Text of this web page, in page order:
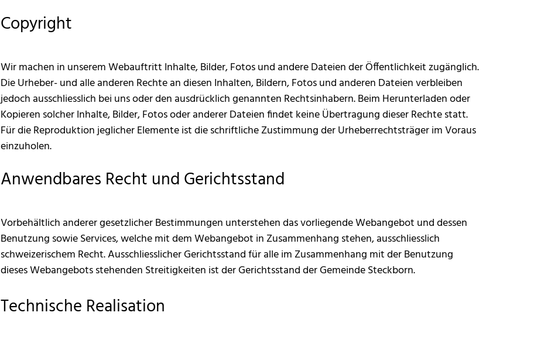
Copyright
Wir machen in unserem Webauftritt Inhalte, Bilder, Fotos und andere Dateien der Öffentlichkeit zugänglich.
Die Urheber- und alle anderen Rechte an diesen Inhalten, Bildern, Fotos und anderen Dateien verbleiben
jedoch ausschliesslich bei uns oder den ausdrücklich genannten Rechtsinhabern. Beim Herunterladen oder
Kopieren solcher Inhalte, Bilder, Fotos oder anderer Dateien findet keine Übertragung dieser Rechte statt.
Für die Reproduktion jeglicher Elemente ist die schriftliche Zustimmung der Urheberrechtsträger im Voraus
einzuholen.
Anwendbares Recht und Gerichtsstand
Vorbehältlich anderer gesetzlicher Bestimmungen unterstehen das vorliegende Webangebot und dessen
Benutzung sowie Services, welche mit dem Webangebot in Zusammenhang stehen, ausschliesslich
schweizerischem Recht. Ausschliesslicher Gerichtsstand für alle im Zusammenhang mit der Benutzung
dieses Webangebots stehenden Streitigkeiten ist der Gerichtsstand der Gemeinde Steckborn.
Technische Realisation